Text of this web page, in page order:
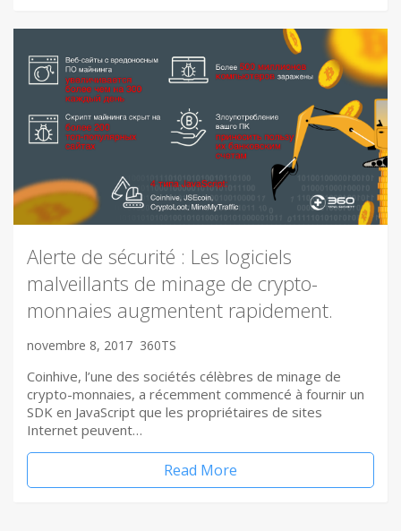
Alerte de sécurité : Les logiciels
malveillants de minage de crypto-
monnaies augmentent rapidement.
novembre 8, 2017 360TS
Coinhive, l’une des sociétés célèbres de minage de
crypto-monnaies, a récemment commencé à fournir un
SDK en JavaScript que les propriétaires de sites
Internet peuvent…
Read More